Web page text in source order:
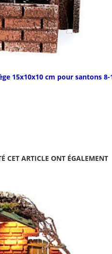
15x10x10 cm pour santons 8-
CET ARTICLE ONT ÉGALEMENT